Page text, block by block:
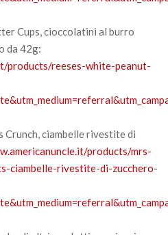
Cups, cioccolatini al burro
da 42g:
products/reeses-white-peanut-
Crunch, ciambelle rivestite di
products/mrs-
ciambelle-rivestite-di-zucchero-